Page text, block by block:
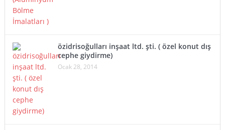
özidrisoğulları inşaat ltd. şti. ( özel konut dış
cephe giydirme)
Ocak 28, 2014